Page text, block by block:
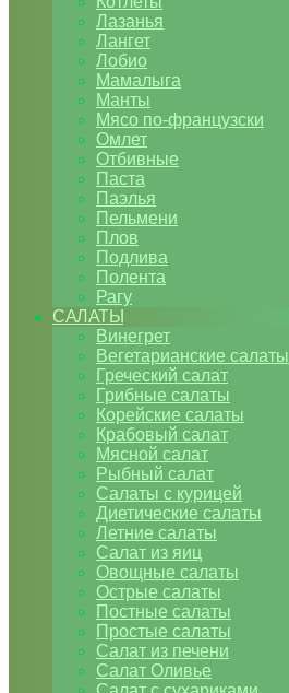
Лазанья
Лангет
Лобио
Мамалыга
Манты
Мясо по-французски
Омлет
Отбивные
Паста
Паэлья
Пельмени
Плов
Подлива
Полента
Рагу
САЛАТЫ
Винегрет
Вегетарианские салаты
Греческий салат
Грибные салаты
Корейские салаты
Крабовый салат
Мясной салат
Рыбный салат
Салаты с курицей
Диетические салаты
Летние салаты
Салат из яиц
Овощные салаты
Острые салаты
Постные салаты
Простые салаты
Салат из печени
Салат Оливье